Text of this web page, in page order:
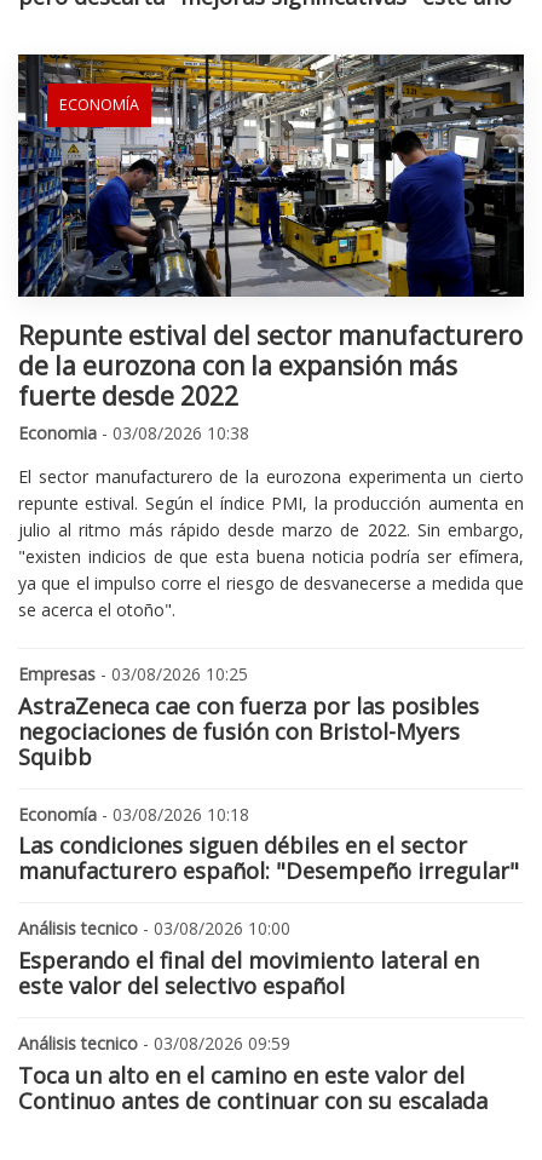
ECONOMÍA
Repunte estival del sector manufacturero
de la eurozona con la expansión más
fuerte desde 2022
Economia - 03/08/2026 10:38
El sector manufacturero de la eurozona experimenta un cierto
repunte estival. Según el índice PMI, la producción aumenta en
julio al ritmo más rápido desde marzo de 2022. Sin embargo,
"existen indicios de que esta buena noticia podría ser efímera,
ya que el impulso corre el riesgo de desvanecerse a medida que
se acerca el otoño".
Empresas - 03/08/2026 10:25
AstraZeneca cae con fuerza por las posibles
negociaciones de fusión con Bristol-Myers
Squibb
Economía - 03/08/2026 10:18
Las condiciones siguen débiles en el sector
manufacturero español: "Desempeño irregular"
Análisis tecnico - 03/08/2026 10:00
Esperando el final del movimiento lateral en
este valor del selectivo español
Análisis tecnico - 03/08/2026 09:59
Toca un alto en el camino en este valor del
Continuo antes de continuar con su escalada